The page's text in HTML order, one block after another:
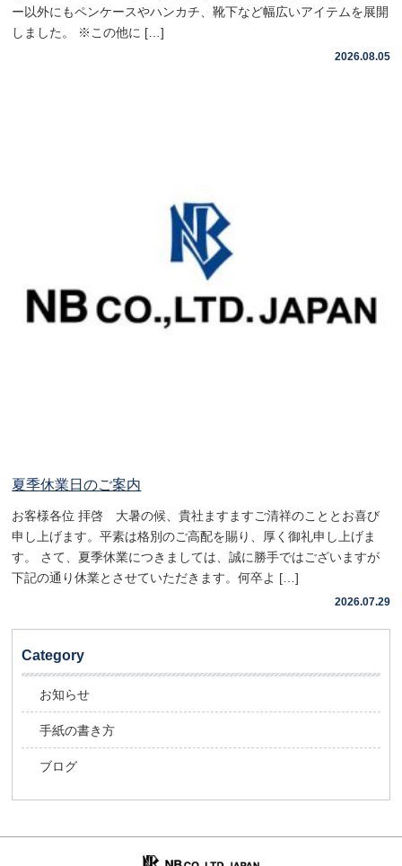
ー以外にもペンケースやハンカチ、靴下など幅広いアイテムを展開
しました。 ※この他に […]
2026.08.05
夏季休業日のご案内
お客様各位 拝啓 大暑の候、貴社ますますご清祥のこととお喜び
申し上げます。平素は格別のご高配を賜り、厚く御礼申し上げま
す。 さて、夏季休業につきましては、誠に勝手ではございますが
下記の通り休業とさせていただきます。何卒よ […]
2026.07.29
Category
お知らせ
手紙の書き方
ブログ